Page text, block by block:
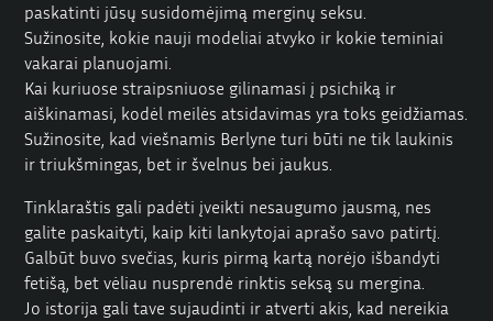
paskatinti jūsų susidomėjimą merginų seksu.
Sužinosite, kokie nauji modeliai atvyko ir kokie teminiai
vakarai planuojami.
Kai kuriuose straipsniuose gilinamasi į psichiką ir
aiškinamasi, kodėl meilės atsidavimas yra toks geidžiamas.
Sužinosite, kad viešnamis Berlyne turi būti ne tik laukinis
ir triukšmingas, bet ir švelnus bei jaukus.
Tinklaraštis gali padėti įveikti nesaugumo jausmą, nes
galite paskaityti, kaip kiti lankytojai aprašo savo patirtį.
Galbūt buvo svečias, kuris pirmą kartą norėjo išbandyti
fetišą, bet vėliau nusprendė rinktis seksą su mergina.
Jo istorija gali tave sujaudinti ir atverti akis, kad nereikia